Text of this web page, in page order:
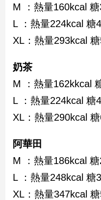
點
娛
娛
樂
時
尚
星
M ：熱量160kcal
L ：熱量224kcal 糖
XL：熱量293kcal
奶茶
M ：熱量162kkcal
L ：熱量224kcal 糖
XL：熱量290kcal
阿華田
M ：熱量186kcal
L ：熱量248kcal 糖
XL：熱量347kcal